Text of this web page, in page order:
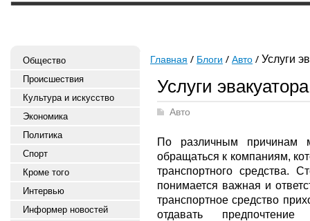
Общество
Происшествия
Культура и искусство
Экономика
Политика
Спорт
Кроме того
Интервью
Информер новостей
Главная Блоги Авто Услуги
Услуги эвакуатора
Авто
По различным причинам
обращаться к компаниям,
транспортного средства.
понимается важная и
транспортное средство
отдавать